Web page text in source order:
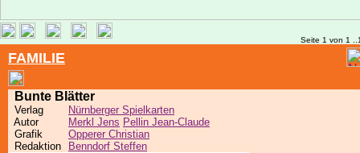
Seite 1 von 1
FAMILIE
Bunte Blätter
Verlag
Nürnberger Spielkarten
Autor
Merkl Jens Pellin Jean-Claude
Grafik
Opperer Christian
Redaktion
Benndorf Steffen